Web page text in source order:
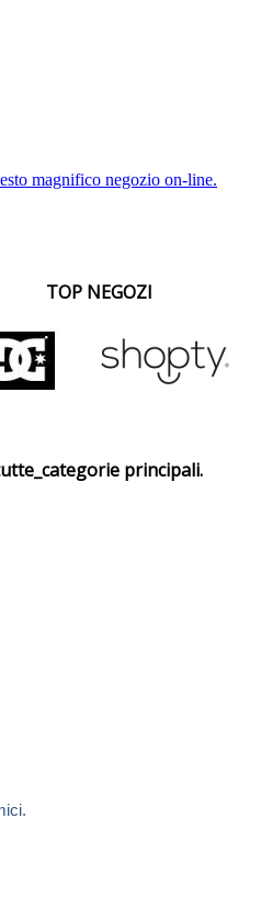
magnifico negozio on-line.
TOP NEGOZI
principali.